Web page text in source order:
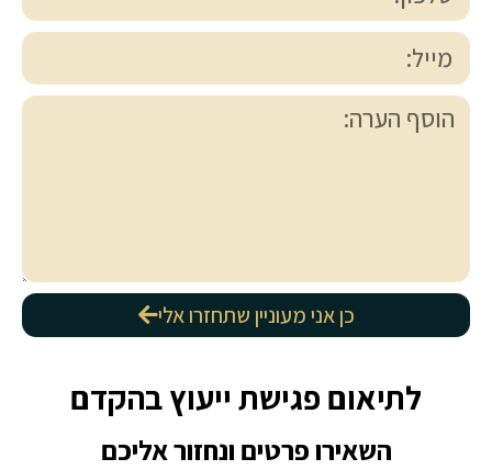
כן אני מעוניין שתחזרו אלי
לתיאום פגישת ייעוץ בהקדם
השאירו פרטים ונחזור אליכם